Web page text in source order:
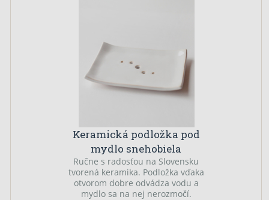
Keramická podložka pod
mydlo snehobiela
Ručne s radosťou na Slovensku
tvorená keramika. Podložka vďaka
otvorom dobre odvádza vodu a
mydlo sa na nej nerozmočí.